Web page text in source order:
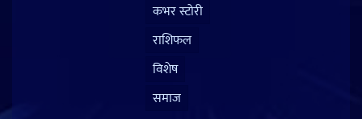
कभर स्टोरी
राशिफल
विशेष
समाज